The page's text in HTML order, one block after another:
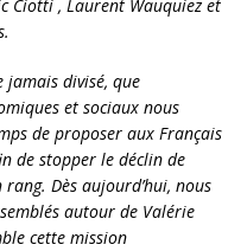
Ciotti , Laurent Wauquiez et
jamais divisé, que
et sociaux nous
de proposer aux Français
de stopper le déclin de
Dès aujourd’hui, nous
autour de Valérie
cette mission